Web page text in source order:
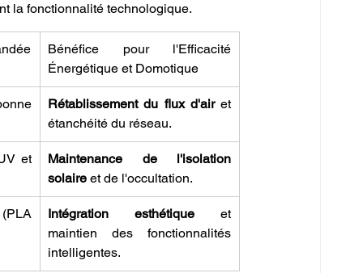
la fonctionnalité technologique.
Bénéfice pour l'Efficacité
Énergétique et Domotique
Rétablissement du flux d'air et
étanchéité du réseau.
et
Maintenance de l'isolation
solaire et de l'occultation.
Intégration esthétique et
maintien des fonctionnalités
intelligentes.